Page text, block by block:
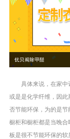
具体来说，在家中
或是是化学纤维，因
否节能环保，为的是
橱柜和橱柜都是当晚
板是很不节能环保的